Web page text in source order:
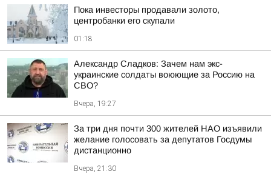
Пока инвесторы продавали золото,
центробанки его скупали
01:18
Александр Сладков: Зачем нам экс-
украинские солдаты воюющие за Россию на
СВО?
Вчера, 19:27
За три дня почти 300 жителей НАО изъявили
желание голосовать за депутатов Госдумы
дистанционно
Вчера, 21:30